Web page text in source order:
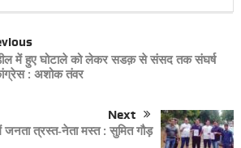
में हुए घोटाले को लेकर सडक़ से संसद तक संघर्ष
: अशोक तंवर
Next
जनता त्रस्त-नेता मस्त : सुमित गौड़